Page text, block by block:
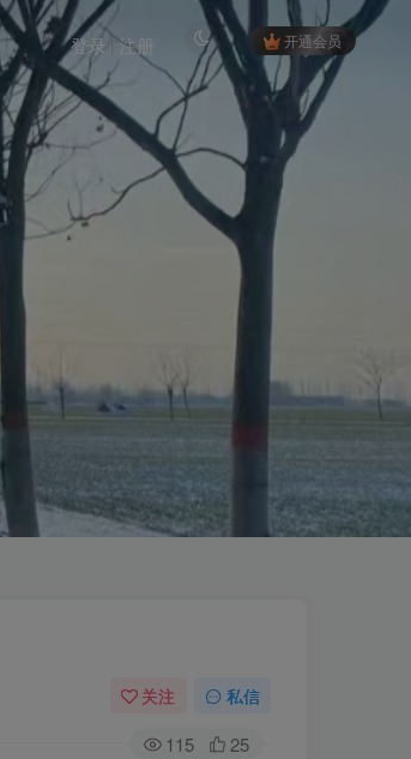
开通会员
登录 注册
关注 私信
115 25